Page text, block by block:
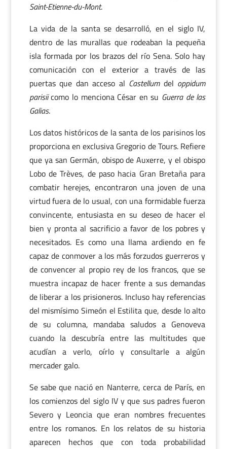
Saint-Etienne-du-Mont.
La vida de la santa se desarrolló, en el siglo IV,
dentro de las murallas que rodeaban la pequeña
isla formada por los brazos del río Sena. Solo hay
comunicación con el exterior a través de las
puertas que dan acceso al Castellumdel oppidum
parisiicomo lo menciona César en su Guerra de las
Galias.
Los datos históricos de la santa de los parisinos los
proporciona en exclusiva Gregorio de Tours. Refiere
que ya san Germán, obispo de Auxerre, y el obispo
Lobo de Trèves, de paso hacia Gran Bretaña para
combatir herejes, encontraron una joven de una
virtud fuera de lo usual, con una formidable fuerza
convincente, entusiasta en su deseo de hacer el
bien y pronta al sacrificio a favor de los pobres y
necesitados. Es como una llama ardiendo en fe
capaz de conmover a los más forzudos guerreros y
de convencer al propio rey de los francos, que se
muestra incapaz de hacer frente a sus demandas
de liberar a los prisioneros. Incluso hay referencias
del mismísimo Simeón el Estilita que, desde lo alto
de su columna, mandaba saludos a Genoveva
cuando la descubría entre las multitudes que
acudían a verlo, oírlo y consultarle a algún
mercader galo.
Se sabe que nació en Nanterre, cerca de París, en
los comienzos del siglo IV y que sus padres fueron
Severo y Leoncia que eran nombres frecuentes
entre los romanos. En los relatos de su historia
aparecen hechos que con toda probabilidad